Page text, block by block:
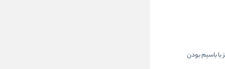
با باسیم بودن